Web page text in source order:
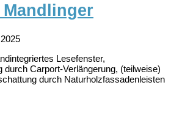
Lesefenster,
durch Carport-Verlängerung, (teilweise)
durch Naturholzfassadenleisten